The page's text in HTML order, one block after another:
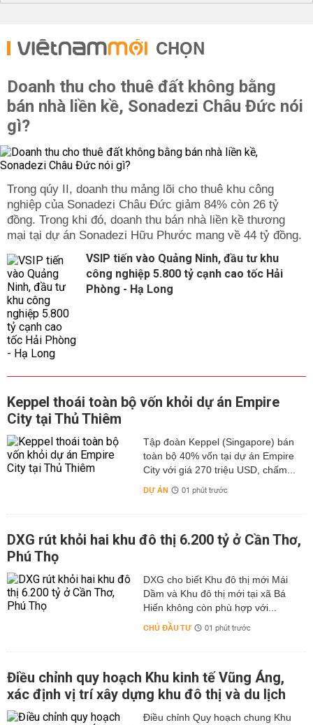
CHỌN
Doanh thu cho thuê đất không bằng
bán nhà liền kề, Sonadezi Châu Đức nói
gì?
Trong qúy II, doanh thu mảng lõi cho thuê khu công
nghiệp của Sonadezi Châu Đức giảm 84% còn 26 tỷ
đồng. Trong khi đó, doanh thu bán nhà liền kề thương
mại tại dự án Sonadezi Hữu Phước mang về 44 tỷ đồng.
VSIP tiến vào Quảng Ninh, đầu tư khu
công nghiệp 5.800 tỷ cạnh cao tốc Hải
Phòng - Hạ Long
Keppel thoái toàn bộ vốn khỏi dự án Empire
City tại Thủ Thiêm
Tập đoàn Keppel (Singapore) bán
toàn bộ 40% vốn tại dự án Empire
City với giá 270 triệu USD, chấm...
DỰ ÁN 01 phút trước
DXG rút khỏi hai khu đô thị 6.200 tỷ ở Cần Thơ,
Phú Thọ
DXG cho biết Khu đô thị mới Mái
Dầm và Khu đô thị mới tại xã Bá
Hiến không còn phù hợp với...
CHỦ ĐẦU TƯ 01 phút trước
Điều chỉnh quy hoạch Khu kinh tế Vũng Áng,
xác định vị trí xây dựng khu đô thị và du lịch
Điều chỉnh Quy hoạch chung Khu